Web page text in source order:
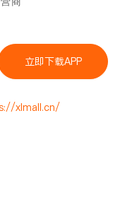
立即下载APP
xlmall.cn/